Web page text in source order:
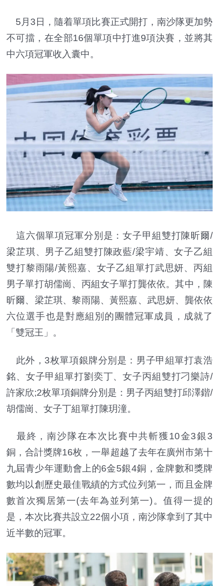
5月3日，隨着單項比賽正式開打，南沙隊更加勢
不可擋，在全部16個單項中打進9項決賽，並將其
中六項冠軍收入囊中。
這六個單項冠軍分別是：女子甲組雙打陳昕爾/
梁芷琪、男子乙組雙打陳政藍/梁宇靖、女子乙組
雙打黎雨陽/黃熙嘉、女子乙組單打武思妍、丙組
男子單打胡儒崗、丙組女子單打龔依依。其中，陳
昕爾、梁芷琪、黎雨陽、黃熙嘉、武思妍、龔依依
六位選手也是對應組別的團體冠軍成員，成就了
「雙冠王」。
此外，3枚單項銀牌分別是：男子甲組單打袁浩
銘、女子甲組單打劉奕丁、女子丙組雙打刁樂詩/
許家欣;2枚單項銅牌分別是：男子丙組雙打邱澤鍇/
胡儒崗、女子丁組單打陳玥潼。
最終，南沙隊在本次比賽中共斬獲10金3銀3
銅，合計獎牌16枚，一舉超越了去年在廣州市第十
九屆青少年運動會上的6金5銀4銅，金牌數和獎牌
數均以創歷史最佳戰績的方式位列第一，而且金牌
數首次獨居第一(去年為並列第一)。值得一提的
是，本次比賽共設立22個小項，南沙隊拿到了其中
近半數的冠軍。